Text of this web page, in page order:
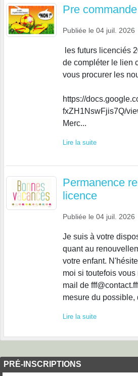
Pre
Publiée le 04 juil. 2026
les futurs licenciés
de compléter le lien
vous procurer les
https://
fxZH1NswFjis7Q/
Merc...
Lire la suite
Permanence
licence
Publiée le 04 juil. 2026
Je suis à votre
quant au
votre enfant.
moi si toutefois
mail de
mesure du possible,
Lire la suite
PRÉ-INSCRIPTIONS